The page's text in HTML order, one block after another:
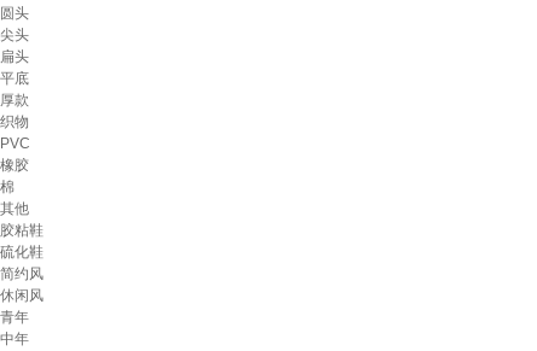
圆头
尖头
扁头
平底
厚款
织物
PVC
橡胶
棉
其他
胶粘鞋
硫化鞋
简约风
休闲风
青年
中年